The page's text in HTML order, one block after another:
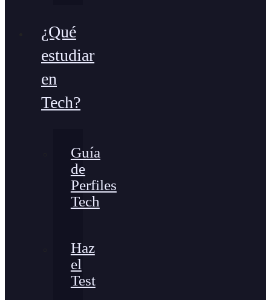
¿Qué
estudiar
en
Tech?
Guía
de
Perfiles
Tech
Haz
el
Test